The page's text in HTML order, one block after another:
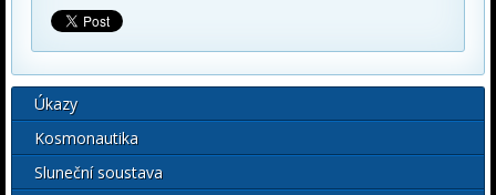
Úkazy
Kosmonautika
Sluneční soustava